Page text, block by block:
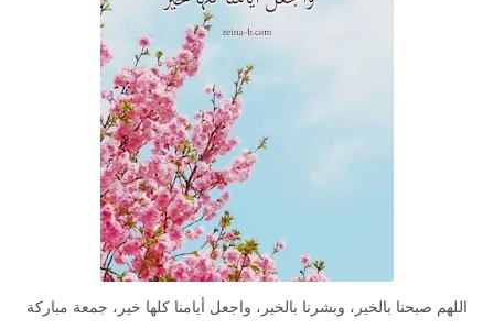
اللهم صبحنا بالخير، وبشرنا بالخير، واجعل أيامنا كلها خير، جمعة مباركة